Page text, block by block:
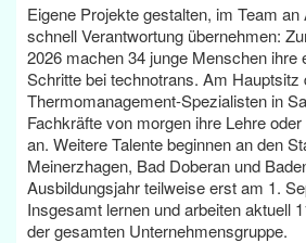
Eigene Projekte gestalten, im Team an
schnell Verantwortung übernehmen:
2026 machen 34 junge Menschen ihre
Schritte bei technotrans. Am Hauptsitz
Thermomanagement-Spezialisten in
Fachkräfte von morgen ihre Lehre
an. Weitere Talente beginnen an den
Meinerzhagen, Bad Doberan und
Ausbildungsjahr teilweise erst am 1.
Insgesamt lernen und arbeiten aktuell
der gesamten Unternehmensgruppe.